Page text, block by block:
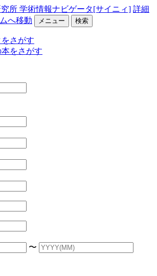
所 学術情報ナビゲータ[サイニィ] 詳細
へ移動 メニュー 検索
さがす
をさがす
〜